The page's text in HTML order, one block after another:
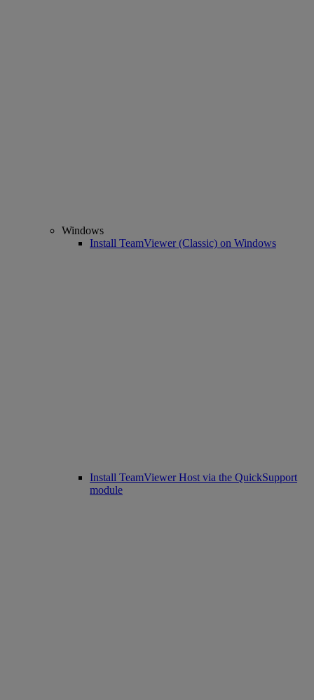
Windows
Install TeamViewer (Classic) on Windows
Install TeamViewer Host via the QuickSupport
module